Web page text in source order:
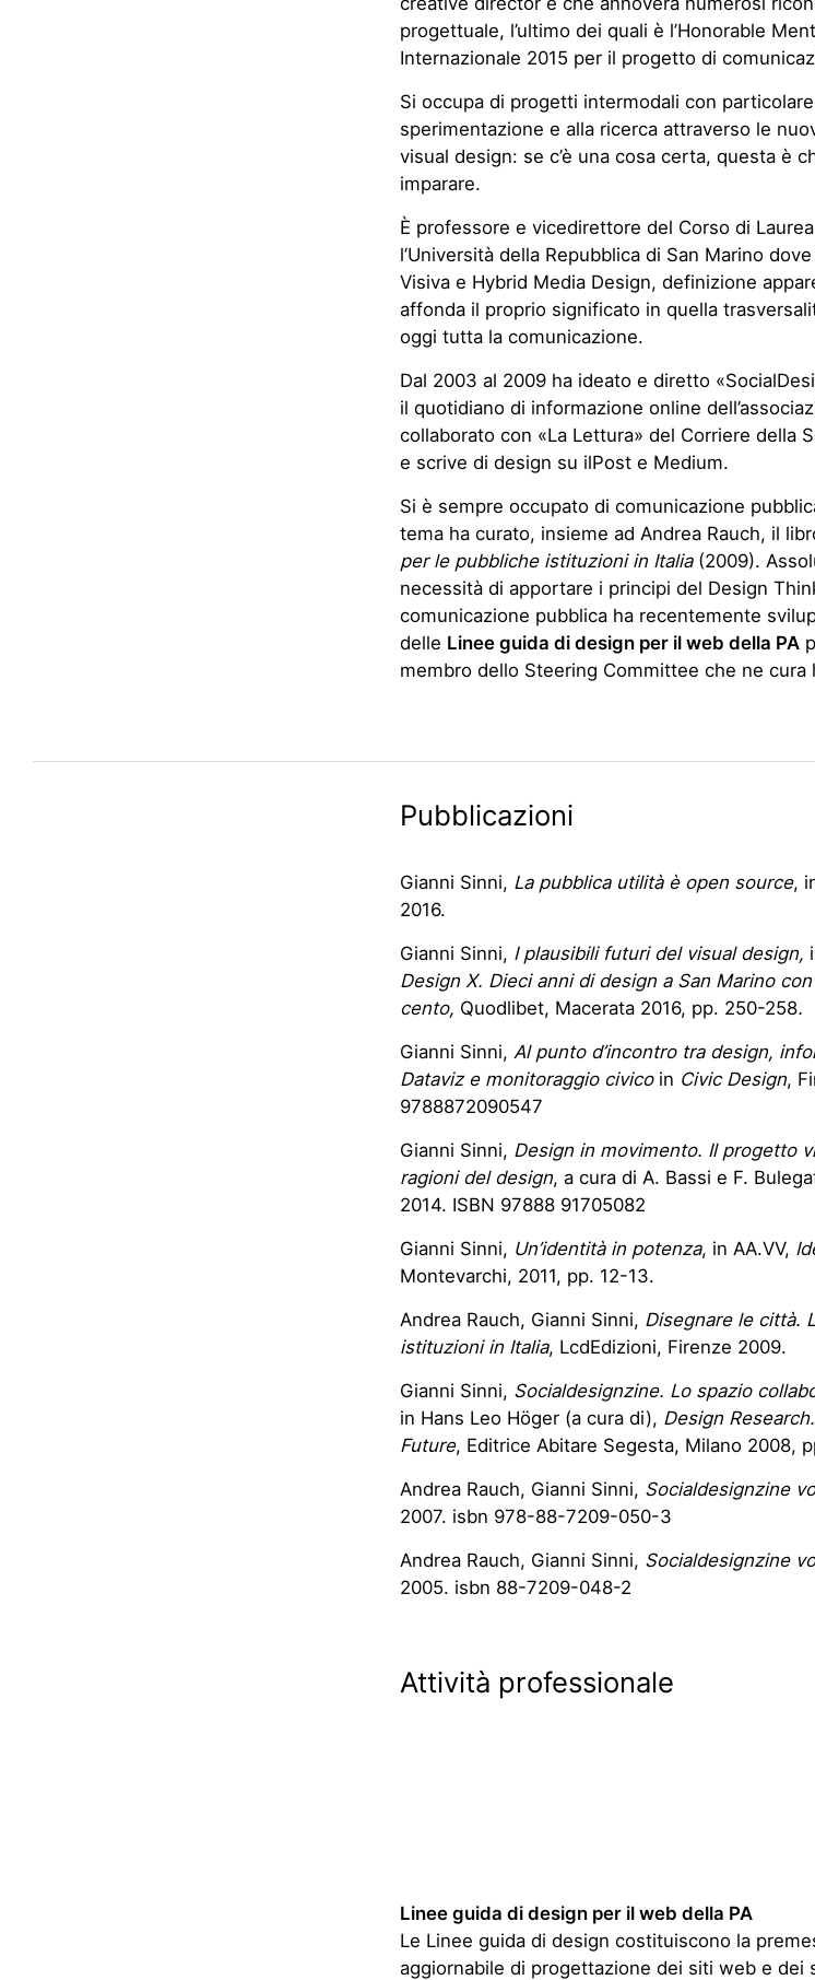
progettuale, l’ultimo dei quali è l’Honorable
Internazionale 2015 per il progetto di
Si occupa di progetti intermodali con
sperimentazione e alla ricerca attraverso le
visual design: se c’è una cosa certa, questa è
imparare.
È professore e vicedirettore del Corso di
l’Università della Repubblica di San Marino
Visiva e Hybrid Media Design, definizione
affonda il proprio significato in quella
oggi tutta la comunicazione.
Dal 2003 al 2009 ha ideato e diretto
il quotidiano di informazione online
collaborato con «La Lettura» del Corriere della
e scrive di design su ilPost e Medium.
Si è sempre occupato di comunicazione
tema ha curato, insieme ad Andrea Rauch, il
per le pubbliche istituzioni in Italia(2009).
necessità di apportare i principi del Design
comunicazione pubblica ha recentemente
delle Linee guida di design per il web della PA
membro dello Steering Committee che ne cura
Pubblicazioni
Gianni Sinni, La pubblica utilità è open source,
2016.
Gianni Sinni, I plausibili futuri del visual design,
Design X. Dieci anni di design a San Marino
cento, Quodlibet, Macerata 2016, pp. 250-258.
Gianni Sinni, Al punto d’incontro tra design,
Dataviz e monitoraggio civicoin Civic Design,
9788872090547
Gianni Sinni, Design in movimento. Il progetto
ragioni del design, a cura di A. Bassi e F.
2014. ISBN 97888 91705082
Gianni Sinni, Un’identità in potenza, in AA.VV,
Montevarchi, 2011, pp. 12-13.
Andrea Rauch, Gianni Sinni, Disegnare le città.
istituzioni in Italia, LcdEdizioni, Firenze 2009.
Gianni Sinni, Socialdesignzine. Lo spazio
in Hans Leo Höger (a cura di), Design
Future, Editrice Abitare Segesta, Milano 2008,
Andrea Rauch, Gianni Sinni, Socialdesignzine
2007. isbn 978-88-7209-050-3
Andrea Rauch, Gianni Sinni, Socialdesignzine
2005. isbn 88-7209-048-2
Attività professionale
Le prime applicazioni delle Linee guida hanno
Governo italiano e del Ministero della Funzione
Open source e attualmente online in una